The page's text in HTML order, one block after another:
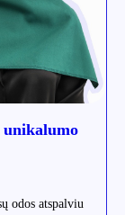
unikalumo
odos atspalviu